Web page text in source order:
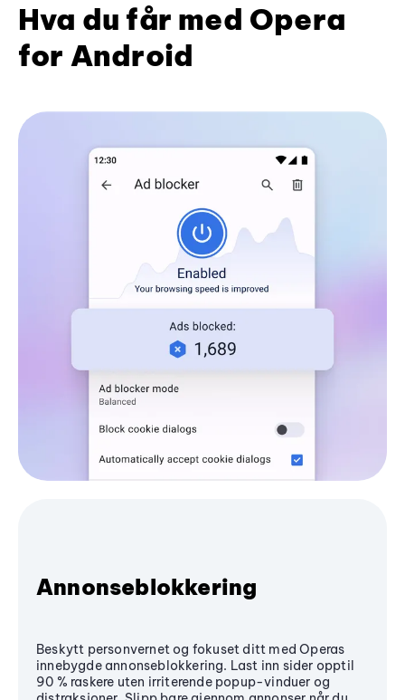
Hva du får med Opera
for Android
Annonseblokkering
Beskytt personvernet og fokuset ditt med Operas
innebygde annonseblokkering. Last inn sider opptil
90 % raskere uten irriterende popup-vinduer og